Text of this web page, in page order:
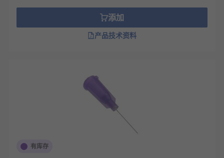
添加
产品技术资料
有库存